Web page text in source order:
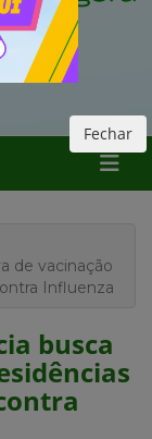
de vacinação
Influenza
busca
Fechar